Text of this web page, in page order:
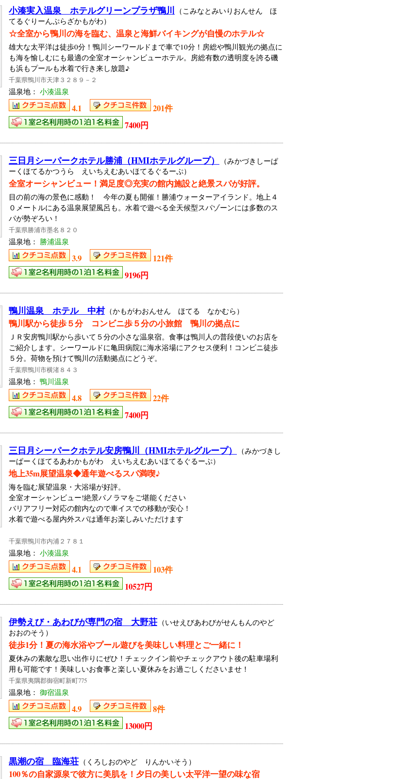
小湊実入温泉 ホテルグリーンプラザ鴨川 （こみなとみいりおんせん ほ
てるぐりーんぷらざかもがわ）
☆全室から鴨川の海を臨む、温泉と海鮮バイキングが自慢のホテル☆
雄大な太平洋は徒歩0分！鴨川シーワールドまで車で10分！房総や鴨川観光の拠点に
も海を愉しむにも最適の全室オーシャンビューホテル。房総有数の透明度を誇る磯
も浜もプールも水着で行き来し放題♪
千葉県鴨川市天津３２８９－２
温泉地： 小湊温泉
4.1
201件
7400円
三日月シーパークホテル勝浦（HMIホテルグループ）
（みかづきしーぱ
ーくほてるかつうら えいちえむあいほてるぐるーぷ）
全室オーシャンビュー！満足度◎充実の館内施設と絶景スパが好評。
目の前の海の景色に感動！ 今年の夏も開催！勝浦ウォーターアイランド。地上４
０メートルにある温泉展望風呂も。水着で遊べる全天候型スパゾーンには多数のス
パが勢ぞろい！
千葉県勝浦市墨名８２０
温泉地： 勝浦温泉
3.9
121件
9196円
鴨川温泉 ホテル 中村 （かもがわおんせん ほてる なかむら）
鴨川駅から徒歩５分 コンビニ歩５分の小旅館 鴨川の拠点に
ＪＲ安房鴨川駅から歩いて５分の小さな温泉宿。食事は鴨川人の普段使いのお店を
ご紹介します。シーワールドに亀田病院に海水浴場にアクセス便利！コンビニ徒歩
５分。荷物を預けて鴨川の活動拠点にどうぞ。
千葉県鴨川市横渚８４３
温泉地： 鴨川温泉
4.8
22件
7400円
三日月シーパークホテル安房鴨川（HMIホテルグループ）
（みかづきし
ーぱーくほてるあわかもがわ えいちえむあいほてるぐるーぷ）
地上35m展望温泉◆通年遊べるスパ満喫♪
海を臨む展望温泉・大浴場が好評。
全室オーシャンビュー!絶景パノラマをご堪能ください
バリアフリー対応の館内なので車イスでの移動が安心！
水着で遊べる屋内外スパは通年お楽しみいただけます
千葉県鴨川市内浦２７８１
温泉地： 小湊温泉
4.1
103件
10527円
伊勢えび・あわびが専門の宿 大野荘 （いせえびあわびがせんもんのやど
おおのそう）
徒歩1分！夏の海水浴やプール遊びを美味しい料理とご一緒に！
夏休みの素敵な思い出作りにぜひ！チェックイン前やチェックアウト後の駐車場利
用も可能です！美味しいお食事と楽しい夏休みをお過ごしくださいませ！
千葉県夷隅郡御宿町新町775
温泉地： 御宿温泉
4.9
8件
13000円
黒潮の宿 臨海荘 （くろしおのやど りんかいそう）
100％の自家源泉で彼方に美肌を！夕日の美しい太平洋一望の味な宿